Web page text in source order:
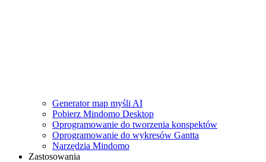
Generator map myśli AI
Pobierz Mindomo Desktop
Oprogramowanie do tworzenia konspektów
Oprogramowanie do wykresów Gantta
Narzędzia Mindomo
Zastosowania